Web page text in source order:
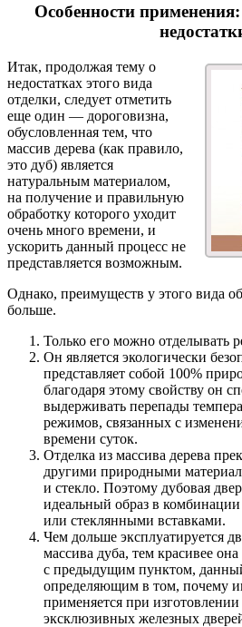
Особенности
Итак, продолжая тему о
недостатках этого вида
отделки, следует отметить
еще один — дороговизна,
обусловленная тем, что
массив дерева (как правило,
это дуб) является
натуральным материалом,
на получение и правильную
обработку которого уходит
очень много времени, и
ускорить данный процесс не
представляется возможным.
Однако, преимуществ у этого вида
больше.
Только его можно отделывать
Он является экологически
представляет собой 100%
благодаря этому свойству он
выдерживать перепады
режимов, связанных с
времени суток.
Отделка из массива дерева
другими природными
и стекло. Поэтому дубовая
идеальный образ в
или стеклянными вставками.
Чем дольше эксплуатируется
массива дуба, тем красивее
с предыдущим пунктом,
определяющим в том, почему
применяется при
эксклюзивных железных